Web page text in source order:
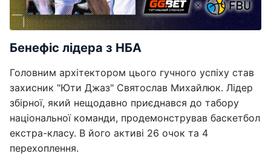
Бенефіс лідера з НБА
Головним архітектором цього гучного успіху став
захисник "Юти Джаз" Святослав Михайлюк. Лідер
збірної, який нещодавно приєднався до табору
національної команди, продемонстрував баскетбол
екстра-класу. В його активі 26 очок та 4
перехоплення.